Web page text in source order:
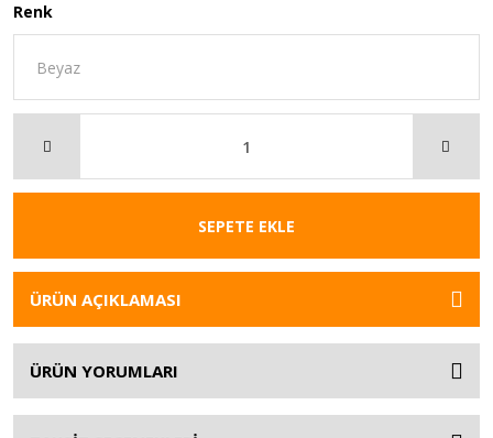
Renk
SEPETE EKLE
ÜRÜN AÇIKLAMASI
ÜRÜN YORUMLARI